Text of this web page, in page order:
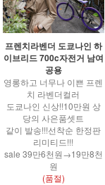
프렌치라벤더 도쿄나인 하
이브리드 700c자전거 남여
공용
영롱하고 너무나 이쁜 프렌
치 라벤더컬러
도쿄나인 신상!!10만원 상
당의 사은품셋트
같이 발송!!!선착순 한정판
리미티드!!!
sale 39만6천원→19만8천
원
(품절)